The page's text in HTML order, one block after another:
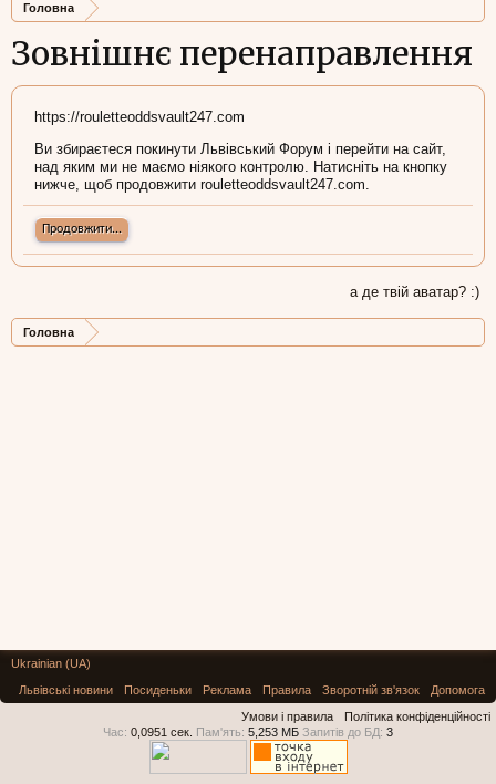
Головна
Зовнішнє перенаправлення
https://rouletteoddsvault247.com
Ви збираєтеся покинути Львівський Форум і перейти на сайт,
над яким ми не маємо ніякого контролю. Натисніть на кнопку
нижче, щоб продовжити rouletteoddsvault247.com.
Продовжити...
а де твій аватар? :)
Головна
Ukrainian (UA)
Львівські новини
Посиденьки Реклама Правила Зворотній зв'язок
Допомога
Умови і правила
Політика конфіденційності
Час: 0,0951 сек. Пам'ять: 5,253 МБ Запитів до БД: 3